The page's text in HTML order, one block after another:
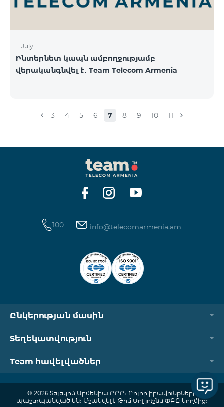
11 July
Ինտերնետ կապն ամբողջությամբ
վերականգնվել է․ Team Telecom Armenia
3 4 5 6 7 8 9 10 11
100 info@telecomarmenia.am
Ընկերության մասին
Տեղեկատվություն
Team հավելվածներ
© 2026 Տելեկոմ Արմենիա ԲԲԸ։ Բոլոր իրավունքները
պաշտպանված են։ Մշակվել է Թիմ Սոլյուշնս ՓԲԸ կողմից։